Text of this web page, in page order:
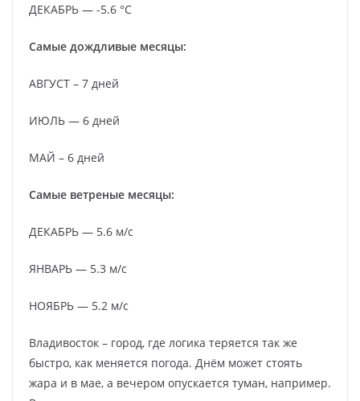
ДЕКАБРЬ — -5.6 °C
Самые дождливые месяцы:
АВГУСТ – 7 дней
ИЮЛЬ — 6 дней
МАЙ – 6 дней
Самые ветреные месяцы:
ДЕКАБРЬ — 5.6 м/c
ЯНВАРЬ — 5.3 м/c
НОЯБРЬ — 5.2 м/c
Владивосток – город, где логика теряется так же
быстро, как меняется погода. Днём может стоять
жара и в мае, а вечером опускается туман, например.